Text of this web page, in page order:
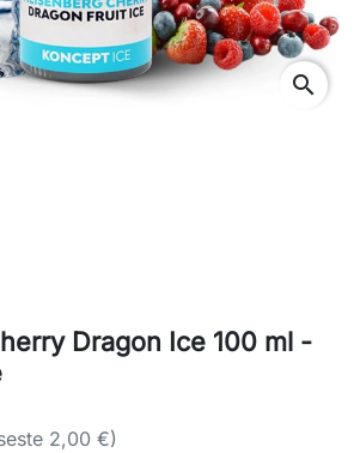
search
Dragon Ice 100 ml -
2,00 €)